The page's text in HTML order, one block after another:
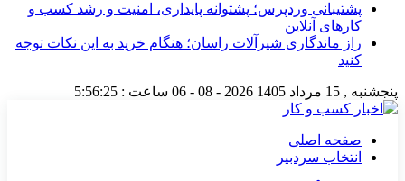
پشتیبانی وردپرس؛ پشتوانه پایداری، امنیت و رشد کسب‌ و
کارهای آنلاین
راز ماندگاری شیرآلات راسان؛ هنگام خرید به این نکات توجه
کنید
پنجشنبه , 15 مرداد 1405 2026 - 08 - 06 ساعت : 5:56:26
صفحه اصلی
انتخاب سردبیر